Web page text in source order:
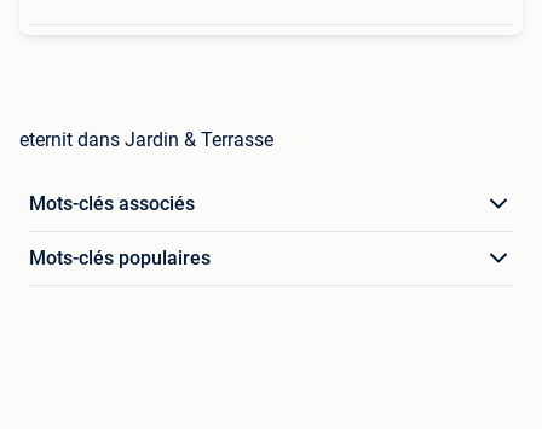
eternit dans Jardin & Terrasse
Mots-clés associés
Mots-clés populaires